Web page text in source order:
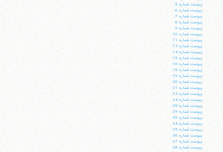
پيوست شماره 5:
پيوست شماره 6:
پيوست شماره 7:
پيوست شماره 8:
پيوست شماره 9:
پيوست شماره 10:
پيوست شماره 11:
پيوست شماره 13:
پيوست شماره 14:
پيوست شماره 15:
پيوست شماره 16:
پيوست شماره 18:
پيوست شماره 19:
پيوست شماره 20:
پيوست شماره 21:
پيوست شماره 23:
پيوست شماره 24:
پيوست شماره 28:
پيوست شماره 29:
پيوست شماره 30:
پيوست شماره 34:
پيوست شماره 35:
پيوست شماره 36:
پيوست شماره 37:
پيوست شماره 38: